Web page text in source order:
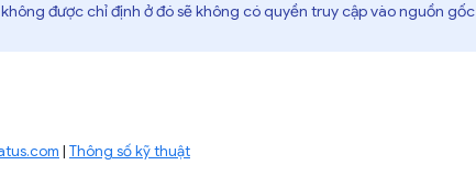
được chỉ định ở đó sẽ không có quyền truy cập vào nguồn gốc
| Thông số kỹ thuật